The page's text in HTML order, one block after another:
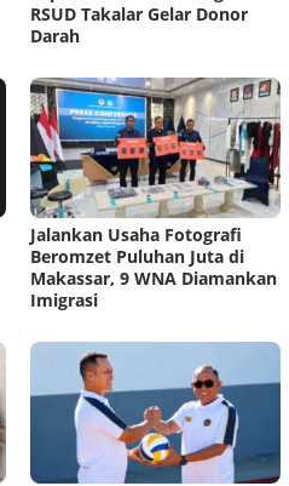
RSUD Takalar Gelar Donor
Darah
Jalankan Usaha Fotografi
Beromzet Puluhan Juta di
Makassar, 9 WNA Diamankan
Imigrasi